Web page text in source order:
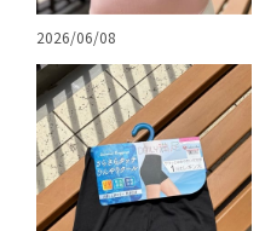
2026/06/08